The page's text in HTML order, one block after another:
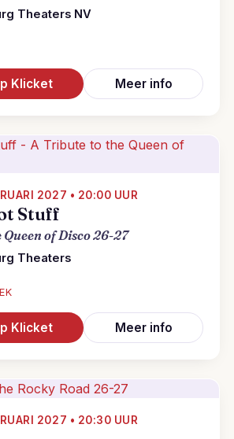
Theaters NV
Klicket Meer info
2027 • 20:00 UUR
Stuff
of Disco 26-27
Theaters
Klicket Meer info
2027 • 20:30 UUR